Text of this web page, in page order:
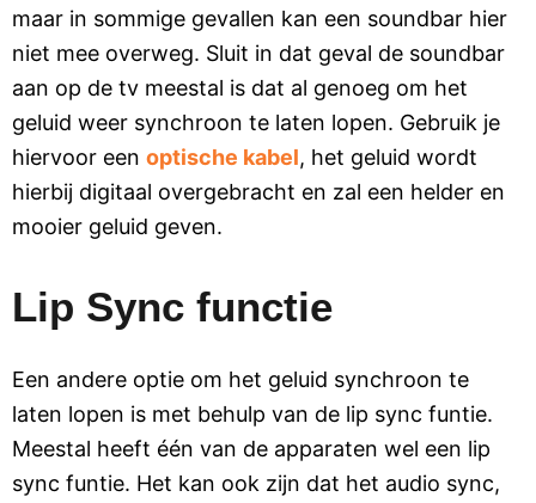
maar in sommige gevallen kan een soundbar hier
niet mee overweg. Sluit in dat geval de soundbar
aan op de tv meestal is dat al genoeg om het
geluid weer synchroon te laten lopen. Gebruik je
hiervoor een optische kabel, het geluid wordt
hierbij digitaal overgebracht en zal een helder en
mooier geluid geven.
Lip Sync functie
Een andere optie om het geluid synchroon te
laten lopen is met behulp van de lip sync funtie.
Meestal heeft één van de apparaten wel een lip
sync funtie. Het kan ook zijn dat het audio sync,